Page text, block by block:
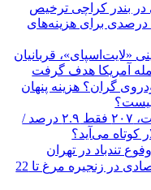
در بندر کراچی ترخیص
می‌شود| تخفیف ۸۰ درصدی برای هزینه‌های
«لایت‌اسپای»، قربانیان
گران؟ هزینه پنهان
دلار ۴ درصد ریخت، ۲۰۷ فقط ۲.۹ درصد /
کوتاه می‌آید؟
تندباد در تهران
اثر شوک‌های اقتصادی در زنجیره مرغ تا 22